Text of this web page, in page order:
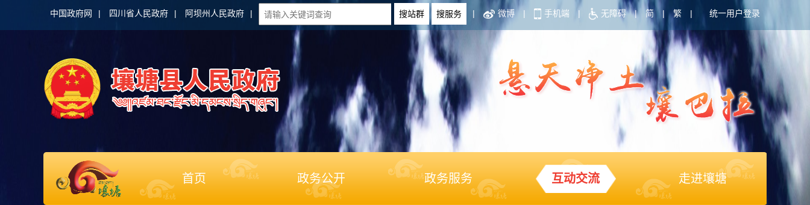
中国政府网 | 四川省人民政府 | 阿坝州人民政府 | | 微博 | 手机端 | 无障碍 | 简 | 繁 | 统一用户登录
首页 政务公开 政务服务 互动交流 走进壤塘